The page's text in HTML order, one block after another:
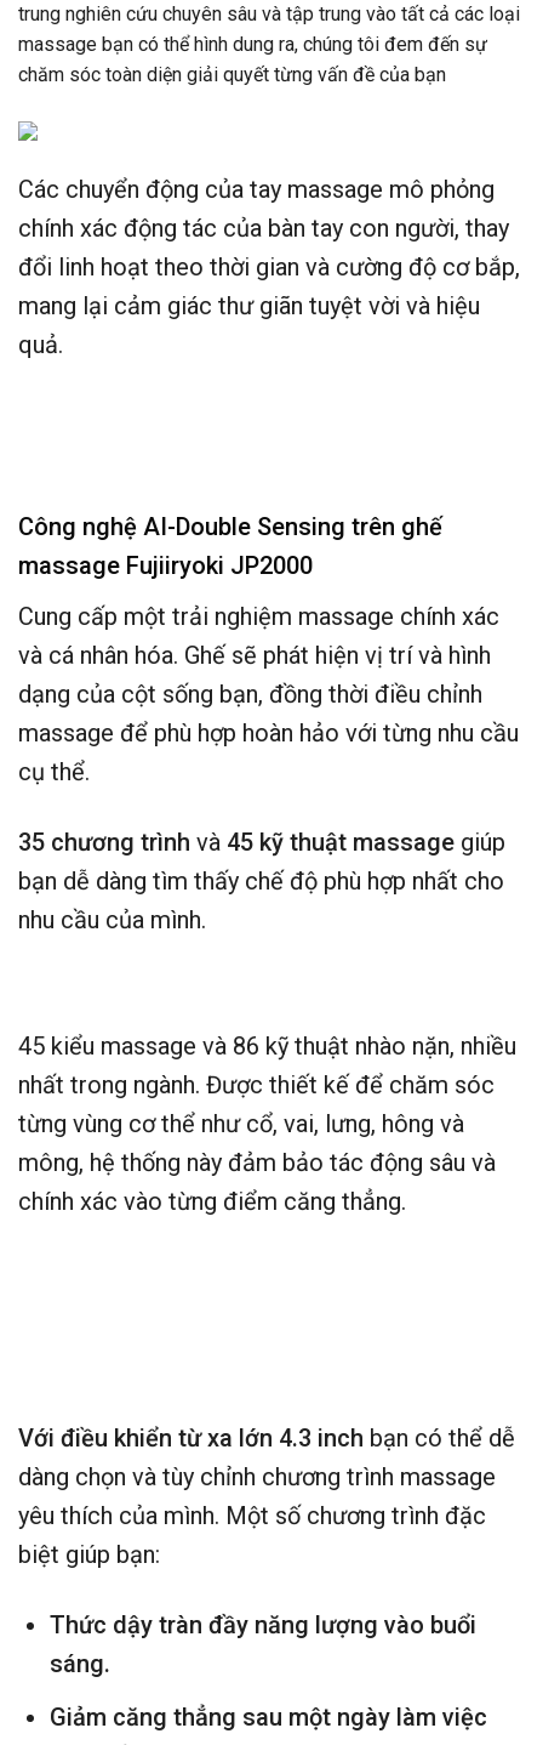
trung nghiên cứu chuyên sâu và tập trung vào tất cả các loại
massage bạn có thể hình dung ra, chúng tôi đem đến sự
chăm sóc toàn diện giải quyết từng vấn đề của bạn
Các chuyển động của tay massage mô phỏng
chính xác động tác của bàn tay con người, thay
đổi linh hoạt theo thời gian và cường độ cơ bắp,
mang lại cảm giác thư giãn tuyệt vời và hiệu
quả.
Công nghệ AI-Double Sensing trên ghế
massage Fujiiryoki JP2000
Cung cấp một trải nghiệm massage chính xác
và cá nhân hóa. Ghế sẽ phát hiện vị trí và hình
dạng của cột sống bạn, đồng thời điều chỉnh
massage để phù hợp hoàn hảo với từng nhu cầu
cụ thể.
35 chương trình và 45 kỹ thuật massage giúp
bạn dễ dàng tìm thấy chế độ phù hợp nhất cho
nhu cầu của mình.
45 kiểu massage và 86 kỹ thuật nhào nặn, nhiều
nhất trong ngành. Được thiết kế để chăm sóc
từng vùng cơ thể như cổ, vai, lưng, hông và
mông, hệ thống này đảm bảo tác động sâu và
chính xác vào từng điểm căng thẳng.
Với điều khiển từ xa lớn 4.3 inch bạn có thể dễ
dàng chọn và tùy chỉnh chương trình massage
yêu thích của mình. Một số chương trình đặc
biệt giúp bạn:
Thức dậy tràn đầy năng lượng vào buổi
sáng.
Giảm căng thẳng sau một ngày làm việc